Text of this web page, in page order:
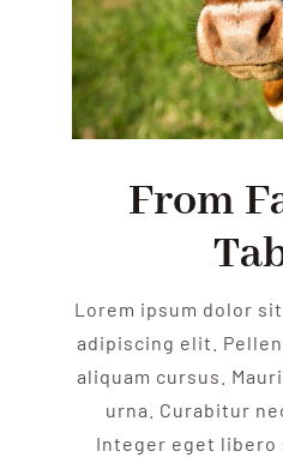
From
Lorem ipsum dolor
adipiscing elit.
aliquam cursus.
urna. Curabitur
Integer eget libero